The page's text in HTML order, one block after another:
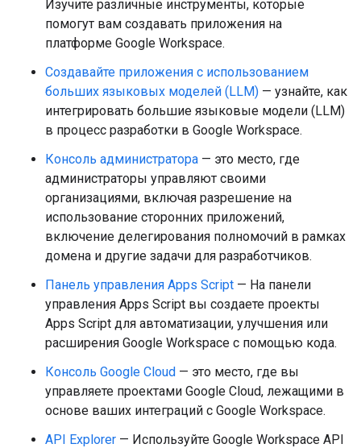
Изучите различные инструменты, которые
помогут вам создавать приложения на
платформе Google Workspace.
Создавайте приложения с использованием
больших языковых моделей (LLM) — узнайте, как
интегрировать большие языковые модели (LLM)
в процесс разработки в Google Workspace.
Консоль администратора — это место, где
администраторы управляют своими
организациями, включая разрешение на
использование сторонних приложений,
включение делегирования полномочий в рамках
домена и другие задачи для разработчиков.
Панель управления Apps Script — На панели
управления Apps Script вы создаете проекты
Apps Script для автоматизации, улучшения или
расширения Google Workspace с помощью кода.
Консоль Google Cloud — это место, где вы
управляете проектами Google Cloud, лежащими в
основе ваших интеграций с Google Workspace.
API Explorer — Используйте Google Workspace API